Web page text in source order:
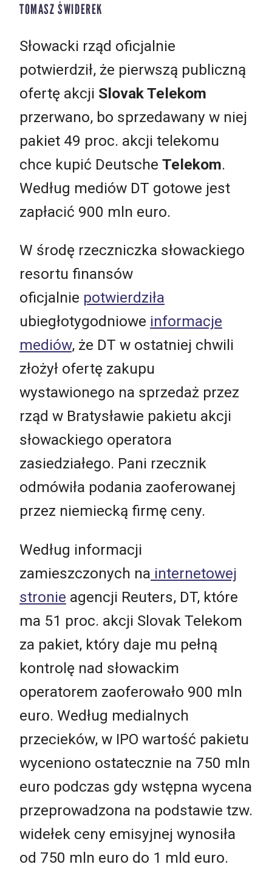
TOMASZ ŚWIDEREK
Słowacki rząd oficjalnie
potwierdził, że pierwszą publiczną
ofertę akcji Slovak Telekom
przerwano, bo sprzedawany w niej
pakiet 49 proc. akcji telekomu
chce kupić Deutsche Telekom.
Według mediów DT gotowe jest
zapłacić 900 mln euro.
W środę rzeczniczka słowackiego
resortu finansów
oficjalnie potwierdziła
ubiegłotygodniowe informacje
mediów, że DT w ostatniej chwili
złożył ofertę zakupu
wystawionego na sprzedaż przez
rząd w Bratysławie pakietu akcji
słowackiego operatora
zasiedziałego. Pani rzecznik
odmówiła podania zaoferowanej
przez niemiecką firmę ceny.
Według informacji
zamieszczonych na internetowej
stronie agencji Reuters, DT, które
ma 51 proc. akcji Slovak Telekom
za pakiet, który daje mu pełną
kontrolę nad słowackim
operatorem zaoferowało 900 mln
euro. Według medialnych
przecieków, w IPO wartość pakietu
wyceniono ostatecznie na 750 mln
euro podczas gdy wstępna wycena
przeprowadzona na podstawie tzw.
widełek ceny emisyjnej wynosiła
od 750 mln euro do 1 mld euro.